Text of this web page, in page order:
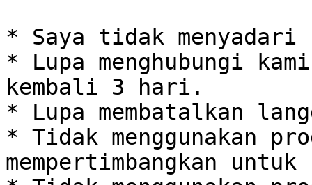
* Saya tidak menyadari
* Lupa menghubungi
kembali 3 hari.
* Lupa membatalkan
* Tidak menggunakan
mempertimbangkan